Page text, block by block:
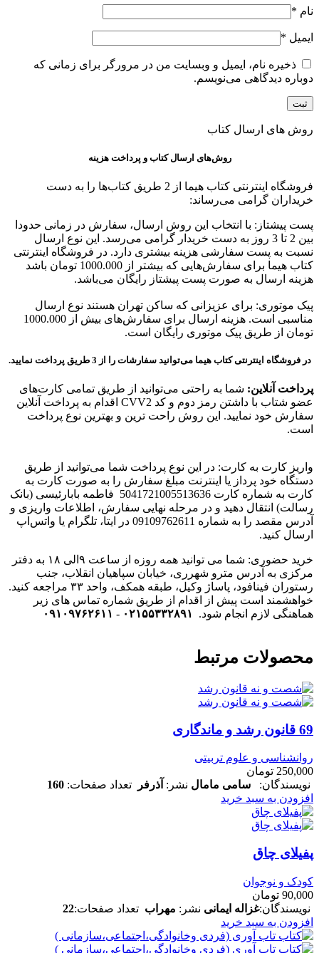
نام *
ایمیل *
ذخیره نام، ایمیل و وبسایت من در مرورگر برای زمانی که
دوباره دیدگاهی می‌نویسم.
روش های ارسال کتاب
روش‌های ارسال کتاب و پرداخت هزینه
فروشگاه اینترنتی کتاب هیما از 2 طریق کتاب‌ها را به دست
خریداران گرامی می‌رساند:
پست پیشتاز: با انتخاب این روش ارسال، سفارش در زمانی حدودا
بین 2 تا 3 روز به دست خریدار گرامی می‌رسد. این نوع ارسال
نسبت به پست سفارشی هزینه بیشتری دارد. در فروشگاه اینترنتی
کتاب هیما برای سفارش‌هایی که بیشتر از 1000.000 تومان باشد
هزینه ارسال به صورت پست پیشتاز رایگان می‌باشد.
پیک موتوری: برای عزیزانی که ساکن تهران هستند نوع ارسال
مناسبی است. هزینه ارسال برای سفارش‌های بیش از 1000.000
تومان از طریق پیک موتوری رایگان است.
در فروشگاه اینترنتی کتاب هیما می‌توانید سفارشات را از 3 طریق پرداخت نمایید.
پرداخت آنلاین: شما به راحتی می‌توانید از طریق تمامی کارت‌های
عضو شتاب با داشتن رمز دوم و کد CVV2 اقدام به پرداخت آنلاین
سفارش خود نمایید. این روش راحت ترین و بهترین نوع پرداخت
است.
واریز کارت به کارت: در این نوع پرداخت شما می‌توانید از طریق
دستگاه خود پرداز یا اینترنت مبلغ سفارش را به صورت کارت به
کارت به شماره کارت 5041721005513636
فاطمه بابارئیسی (بانک
رسالت) انتقال دهید و در مرحله نهایی سفارش، اطلاعات واریزی و
آدرس مقصد را به شماره 09109762611 در ایتا، تلگرام یا واتس‌اپ
ارسال کنید.
خرید حضوری: شما می توانید همه روزه از ساعت ۹الی ۱۸ به دفتر
مرکزی به آدرس مترو شهرری، خیابان سپاهیان انقلاب، جنب
رستوران فینافود، پاساژ وکیل، طبقه همکف، واحد ۳۳
مراجعه کنید.
خواهشمند است پیش از اقدام از طریق شماره تماس های زیر
هماهنگی لازم انجام شود.
۰۲۱۵۵۳۳۲۸۹۱ - ۰۹۱۰۹۷۶۲۶۱۱
محصولات مرتبط
69 قانون رشد و ماندگاری
روانشناسی و علوم تربیتی
250,000 تومان
نویسندگان:
سامی مامال نشر: آذرفر تعداد صفحات:
افزودن به سبد خرید
پفیلای چاق
کودک و نوجوان
90,000 تومان
نویسندگان:غزاله ایمانی نشر: مهراب تعداد صفحات:22
افزودن به سبد خرید